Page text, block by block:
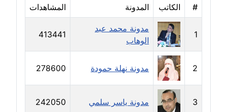
عاملة
مدونة رشا ماهر
عاملة
مدونة رشيد سبابو
عاملة
مدونة رفعت عراقي
# الكاتب المدونة المشاهدات
1
مدونة محمد عبد
الوهاب
413441
2 مدونة نهلة حمودة 278600
3 مدونة ياسر سلمي 242050